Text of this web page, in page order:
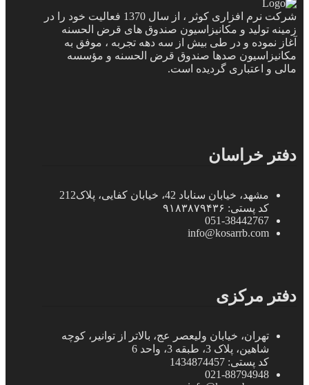
شرکت نرم افزاری کوثر ، از سال 1370 فعالیت خود را در
زمینه تولید و مکانیزاسیون صندوق های قرض الحسنه
آغاز نموده و در طی بیش از سه دهه تجربه ، موفق به
مکانیزاسیون صدها صندوق قرض الحسنه و مؤسسه
مالی و اعتباری گردیده است.
دفتر خراسان
مشهد، خیابان سناباد 42، خیابان کفایی، پلاک212
کد پستی: ۹۱۸۳۸۷۹۴۳۶
051-38442767
info@kosarrb.com
دفتر مرکزی
تهران، خیابان ولیعصر عج، بالاتر از توانیر، کوچه
شاهین، پلاک 3، طبقه 3، واحد 6
کد پستی: 1434874457
021-88794948